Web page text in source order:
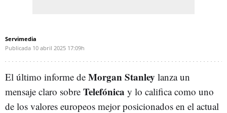
Servimedia
Publicada 10 abril 2025 17:09h
El último informe de Morgan Stanley lanza un
mensaje claro sobre Telefónica y lo califica como uno
de los valores europeos mejor posicionados en el actual